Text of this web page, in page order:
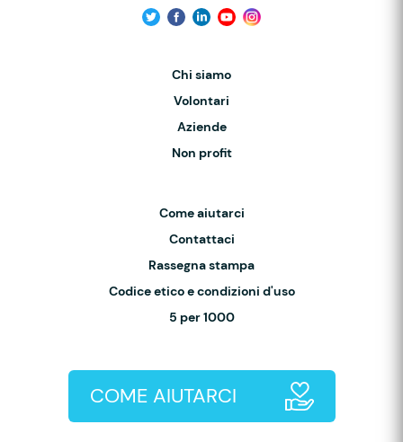
Chi siamo
Volontari
Aziende
Non profit
Come aiutarci
Contattaci
Rassegna stampa
Codice etico e condizioni d'uso
5 per 1000
COME AIUTARCI